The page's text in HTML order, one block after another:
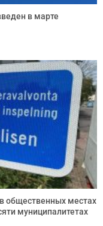
в марте
общественных местах
муниципалитетах